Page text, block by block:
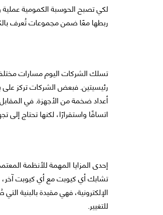
لكي تصبح الحوسبة الكمومية عملية
ربطها معًا ضمن مجموعات تُعرف
تسلك الشركات اليوم مسارات
رئيسيتين. فبعض الشركات تركز على
أعداد ضخمة من الأجهزة. في
اتساقًا واستقرارًا، لكنها تحتاج إلى
إحدى المزايا المهمة للأنظمة
تشابك أي كيوبت مع أي كيوبت آخر،
الإلكترونية، فهي مقيدة بالبنية
للتغيير.